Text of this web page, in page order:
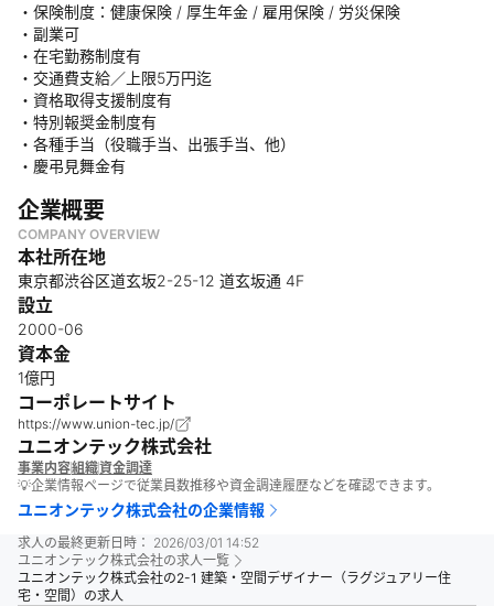
・保険制度：健康保険 / 厚生年金 / 雇用保険 / 労災保険
・副業可
・在宅勤務制度有
・交通費支給／上限5万円迄
・資格取得支援制度有
・特別報奨金制度有
・各種手当（役職手当、出張手当、他）
・慶弔見舞金有
企業概要
COMPANY OVERVIEW
本社所在地
東京都渋谷区道玄坂2-25-12 道玄坂通 4F
設立
2000-06
資本金
1億円
コーポレートサイト
https://www.union-tec.jp/
ユニオンテック株式会社
事業内容組織資金調達
💡企業情報ページで従業員数推移や資金調達履歴などを確認できます。
ユニオンテック株式会社の企業情報
求人の最終更新日時： 2026/03/01 14:52
ユニオンテック株式会社の求人一覧
ユニオンテック株式会社の2-1 建築・空間デザイナー（ラグジュアリー住
宅・空間）の求人